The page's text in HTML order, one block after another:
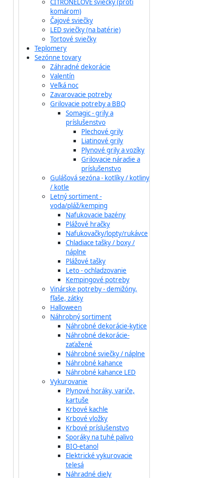
CITRONELOVÉ sviečky (proti
komárom)
Čajové sviečky
LED sviečky (na batérie)
Tortové sviečky
Teplomery
Sezónne tovary
Záhradné dekorácie
Valentín
Veľká noc
Zavarovacie potreby
Grilovacie potreby a BBQ
Somagic - grily a
príslušenstvo
Plechové grily
Liatinové grily
Plynové grily a vozíky
Grilovacie náradie a
príslušenstvo
Gulášová sezóna - kotlíky / kotliny
/ kotle
Letný sortiment -
voda/pláž/kemping
Nafukovacie bazény
Plážové hračky
Nafukovačky/lopty/rukávce
Chladiace tašky / boxy /
náplne
Plážové tašky
Leto - ochladzovanie
Kempingové potreby
Vinárske potreby - demižóny,
fľaše, zátky
Halloween
Náhrobný sortiment
Náhrobné dekorácie-kytice
Náhrobné dekorácie-
zaťažené
Náhrobné sviečky / náplne
Náhrobné kahance
Náhrobné kahance LED
Vykurovanie
Plynové horáky, variče,
kartuše
Krbové kachle
Krbové vložky
Krbové príslušenstvo
Sporáky na tuhé palivo
BIO-etanol
Elektrické vykurovacie
telesá
Náhradné diely